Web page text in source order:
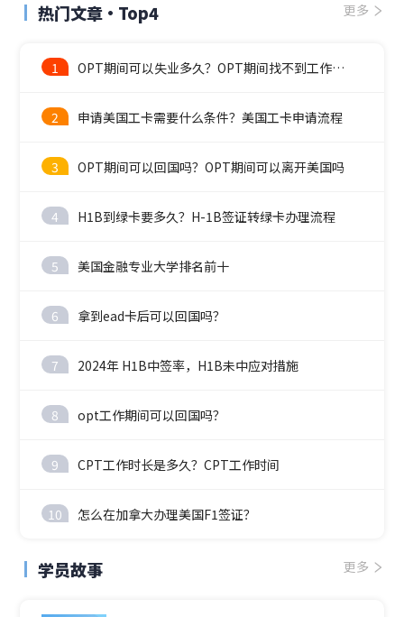
热门文章·Top4 更多
1 OPT期间可以失业多久？OPT期间找不到工作怎么办？
2 申请美国工卡需要什么条件？美国工卡申请流程
3 OPT期间可以回国吗？OPT期间可以离开美国吗
4 H1B到绿卡要多久？H-1B签证转绿卡办理流程
5 美国金融专业大学排名前十
6 拿到ead卡后可以回国吗？
7 2024年 H1B中签率，H1B未中应对措施
8 opt工作期间可以回国吗？
9 CPT工作时长是多久？CPT工作时间
10 怎么在加拿大办理美国F1签证？
学员故事 更多